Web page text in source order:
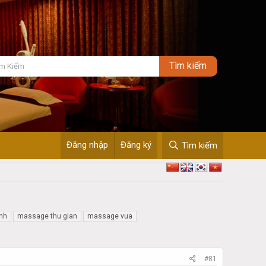
Đăng nhập Đăng ký Tìm kiếm
massage thu gian massage vua
#81